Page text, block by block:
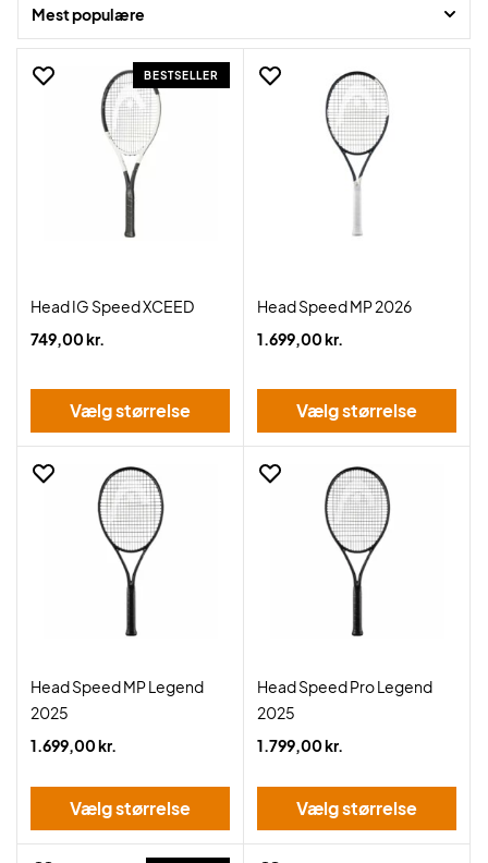
Mest populære
BESTSELLER
Head IG Speed XCEED
749,00 kr.
Vælg størrelse
Head Speed MP 2026
1.699,00 kr.
Vælg størrelse
Head Speed MP Legend
2025
1.699,00 kr.
Vælg størrelse
Head Speed Pro Legend
2025
1.799,00 kr.
Vælg størrelse